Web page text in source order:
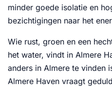
minder goede isolatie en
bezichtigingen naar het
Wie rust, groen en een
het water, vindt in Almere
anders in Almere te vinden
Almere Haven vraagt